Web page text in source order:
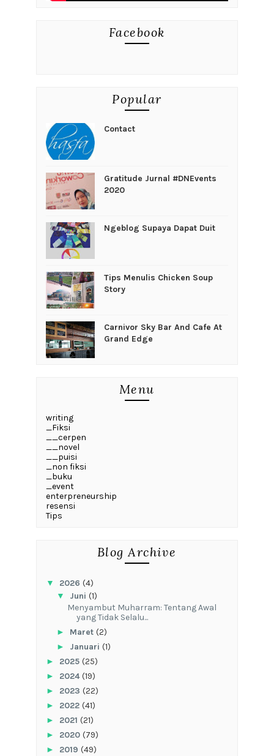
Facebook
Popular
Contact
Gratitude Jurnal #DNEvents
2020
Ngeblog Supaya Dapat Duit
Tips Menulis Chicken Soup
Story
Carnivor Sky Bar And Cafe At
Grand Edge
Menu
writing
_Fiksi
__cerpen
__novel
__puisi
_non fiksi
_buku
_event
enterpreneurship
resensi
Tips
Blog Archive
▼ 2026 (4)
▼ Juni (1)
Menyambut Muharram: Tentang Awal
yang Tidak Selalu...
► Maret (2)
► Januari (1)
► 2025 (25)
► 2024(19)
► 2023 (22)
► 2022 (41)
► 2021 (21)
► 2020 (79)
► 2019 (49)